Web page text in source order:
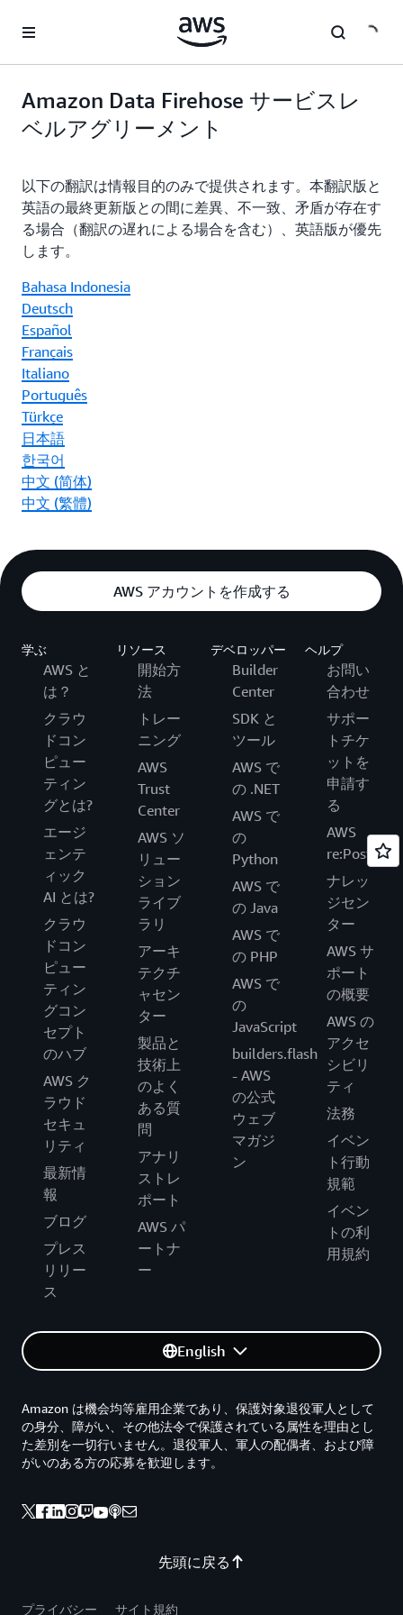
Amazon Data Firehose サービスレ
ベルアグリーメント
以下の翻訳は情報目的のみで提供されます。本翻訳版と
英語の最終更新版との間に差異、不一致、矛盾が存在す
る場合（翻訳の遅れによる場合を含む）、英語版が優先
します。
Bahasa Indonesia
Deutsch
Español
Français
Italiano
Português
Türkçe
日本語
한국어
中文 (简体)
中文 (繁體)
AWS アカウントを作成する
学ぶ
AWS と
は？
クラウ
ドコン
ピュー
ティン
グとは?
エージ
ェンテ
ィック
AI とは?
クラウ
ドコン
ピュー
ティン
グコン
セプト
のハブ
AWS ク
ラウド
セキュ
リティ
最新情
報
ブログ
プレス
リリー
ス
リソース
開始方
法
トレー
ニング
AWS
Trust
Center
AWS ソ
リュー
ション
ライブ
ラリ
アーキ
テクチ
ャセン
ター
製品と
技術上
のよく
ある質
問
アナリ
ストレ
ポート
AWS パ
ートナ
ー
デベロッパー
Builder
Center
SDK と
ツール
AWS で
の .NET
AWS で
の
Python
AWS で
の Java
AWS で
の PHP
AWS で
の
JavaScript
builders.flash
- AWS
の公式
ウェブ
マガジ
ン
ヘルプ
お問い
合わせ
サポー
トチケ
ットを
申請す
る
AWS
re:Post
ナレッ
ジセン
ター
AWS サ
ポート
の概要
AWS の
アクセ
シビリ
ティ
法務
イベン
ト行動
規範
イベン
トの利
用規約
English
先頭に戻る
Amazon は機会均等雇用企業であり、保護対象退役軍人として
の身分、障がい、その他法令で保護されている属性を理由とし
た差別を一切行いません。退役軍人、軍人の配偶者、および障
がいのある方の応募を歓迎します。
プライバシー サイト規約